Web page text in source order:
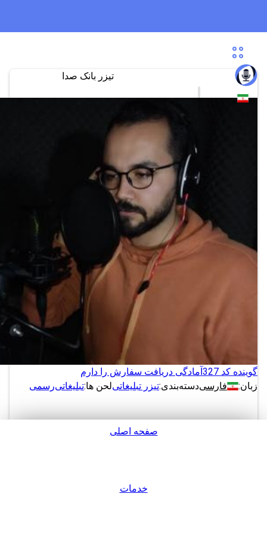
تیزر بانک صدا
گوینده کد 327
آمادگی دریافت سفارش را دارم
زبان:
فارسیدسته‌بندی:تیزر تبلیغاتیلحن ها:تبلیغاتیرسمی
صفحه اصلی
خدمات